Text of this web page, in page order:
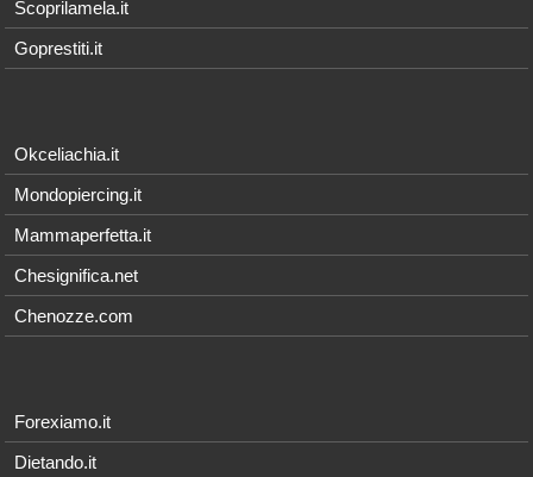
Scoprilamela.it
Goprestiti.it
Okceliachia.it
Mondopiercing.it
Mammaperfetta.it
Chesignifica.net
Chenozze.com
Forexiamo.it
Dietando.it